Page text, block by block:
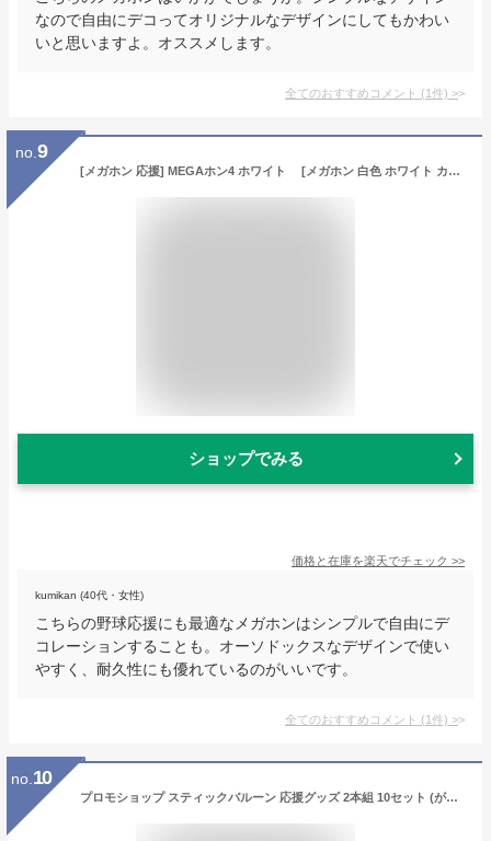
なので自由にデコってオリジナルなデザインにしてもかわい
いと思いますよ。オススメします。
全てのおすすめコメント (1件) >
no. 9
[メガホン 応援] MEGAホン4 ホワイト [メガホン 白色 ホワイト カネコ 応援グッズ 野球 サッカー バレー スポーツ大会 スポーツ観戦 イベント]【K-9509_104263】
ショップでみる
価格と在庫を楽天でチェック >>
kumikan (40代・女性)
こちらの野球応援にも最適なメガホンはシンプルで自由にデ
コレーションすることも。オーソドックスなデザインで使い
やすく、耐久性にも優れているのがいいです。
全てのおすすめコメント (1件) >
no. 10
プロモショップ スティックバルーン 応援グッズ 2本組 10セット (がんばれ！GO！GO！JAPAN)